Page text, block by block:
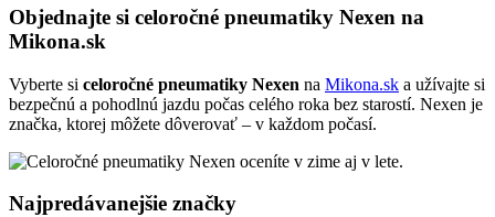
Objednajte si celoročné pneumatiky Nexen na
Mikona.sk
Vyberte si celoročné pneumatiky Nexen na Mikona.sk a užívajte si
bezpečnú a pohodlnú jazdu počas celého roka bez starostí. Nexen je
značka, ktorej môžete dôverovať – v každom počasí.
Najpredávanejšie značky